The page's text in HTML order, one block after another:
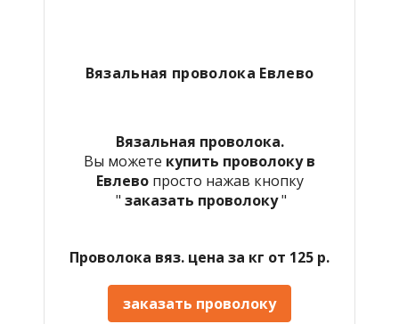
Вязальная проволока Евлево
Вязальная проволока.
Вы можете купить проволоку в
Евлевопросто нажав кнопку
" заказать проволоку"
Проволока вяз. цена за кг от 125 р.
заказать проволоку